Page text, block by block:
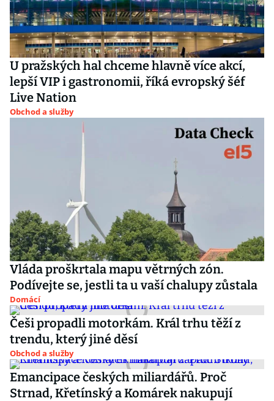
U pražských hal chceme hlavně více akcí,
lepší VIP i gastronomii, říká evropský šéf
Live Nation
Obchod a služby
Vláda proškrtala mapu větrných zón.
Podívejte se, jestli ta u vaší chalupy zůstala
Domácí
Češi propadli motorkám. Král trhu těží z
trendu, který jiné děsí
Obchod a služby
Emancipace českých miliardářů. Proč
Strnad, Křetínský a Komárek nakupují